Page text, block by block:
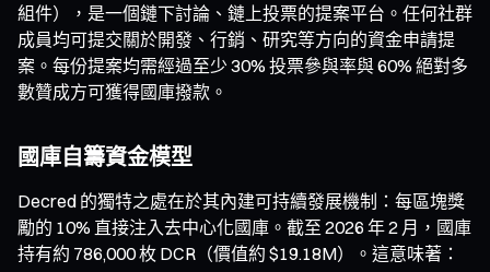
組件），是一個鏈下討論、鏈上投票的提案平台。任何社群
成員均可提交關於開發、行銷、研究等方向的資金申請提
案。每份提案均需經過至少 30% 投票參與率與 60% 絕對多
數贊成方可獲得國庫撥款。
國庫自籌資金模型
Decred 的獨特之處在於其內建可持續發展機制：每區塊獎
勵的 10% 直接注入去中心化國庫。截至 2026 年 2 月，國庫
持有約 786,000 枚 DCR（價值約 $19.18M）。這意味著：